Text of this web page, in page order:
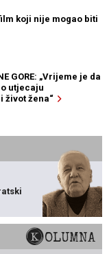
koji nije mogao biti
GORE: „Vrijeme je da
utjecaju
život žena“
KOLUMNA